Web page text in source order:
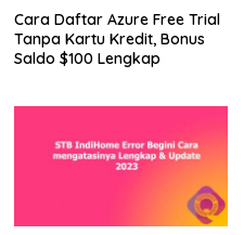
Cara Daftar Azure Free Trial
Tanpa Kartu Kredit, Bonus
Saldo $100 Lengkap